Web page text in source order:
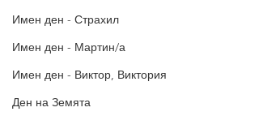
Имен ден - Страхил
Имен ден - Мартин/а
Имен ден - Виктор, Виктория
Ден на Земята